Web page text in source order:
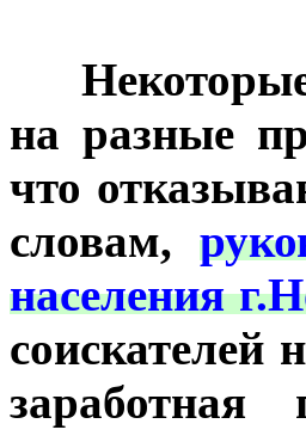
на разные
что
словам,
населения
соискателей